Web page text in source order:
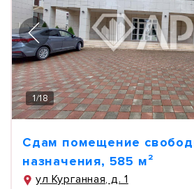
1/18
Сдам помещение
назначения, 585 м²
ул Курганная, д. 1